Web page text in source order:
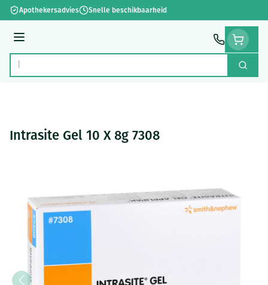
Ga naar de inhoud
Apothekersadvies Snelle beschikbaarheid
Menu
Product, merk, categorie... Zoek
Intrasite Gel 10 X 8g 7308